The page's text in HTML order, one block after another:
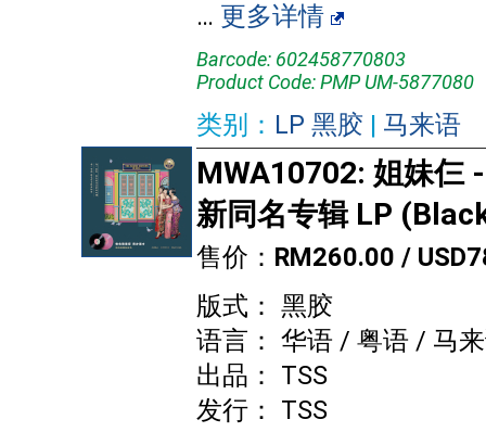
… 更多详情
Barcode: 602458770803
Product Code: PMP UM-5877080
类别： LP 黑胶 | 马来语
MWA10702: 姐妹仨
新同名专辑 LP
售价： RM260.00 /
版式： 黑胶
语言： 华语 / 粤语 / 马
出品： TSS
发行： TSS